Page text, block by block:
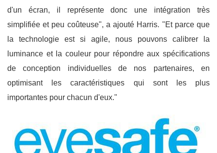
d'un écran, il représente donc une intégration très
simplifiée et peu coûteuse", a ajouté Harris. "Et parce que
la technologie est si agile, nous pouvons calibrer la
luminance et la couleur pour répondre aux spécifications
de conception individuelles de nos partenaires, en
optimisant les caractéristiques qui sont les plus
importantes pour chacun d'eux."